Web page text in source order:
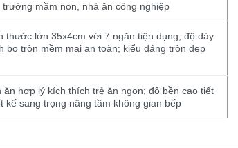
mầm non, nhà ăn công nghiệp
thước lớn 35x4cm với 7 ngăn tiện dụng; độ dày
bo tròn mềm mại an toàn; kiểu dáng tròn đẹp
hợp lý kích thích trẻ ăn ngon; độ bền cao tiết
kế sang trọng nâng tầm không gian bếp